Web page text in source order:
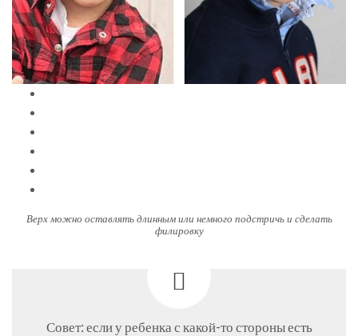
Верх можно оставлять длинным или немного подстричь и сделать
филировку
Совет: если у ребенка с какой-то стороны есть